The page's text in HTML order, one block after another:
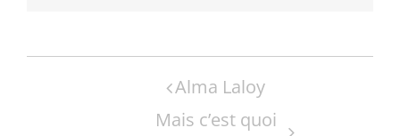
Alma Laloy
Mais c’est quoi